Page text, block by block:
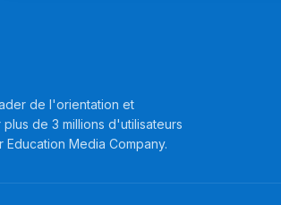
de l'orientation et
de 3 millions d'utilisateurs
Education Media Company.